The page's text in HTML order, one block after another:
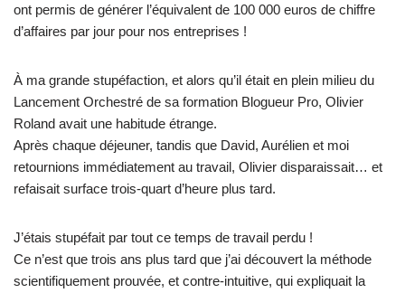
ont permis de générer l’équivalent de 100 000 euros de chiffre
d’affaires par jour pour nos entreprises !
À ma grande stupéfaction, et alors qu’il était en plein milieu du
Lancement Orchestré de sa formation Blogueur Pro, Olivier
Roland avait une habitude étrange.
Après chaque déjeuner, tandis que David, Aurélien et moi
retournions immédiatement au travail, Olivier disparaissait… et
refaisait surface trois-quart d’heure plus tard.
J’étais stupéfait par tout ce temps de travail perdu !
Ce n’est que trois ans plus tard que j’ai découvert la méthode
scientifiquement prouvée, et contre-intuitive, qui expliquait la